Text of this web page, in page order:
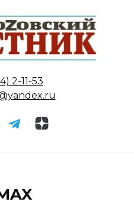
2-11-53